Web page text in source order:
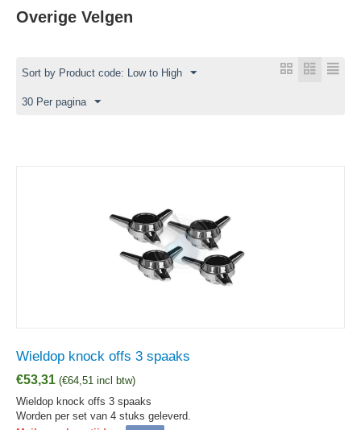
Overige Velgen
Sort by Product code: Low to High
30 Per pagina
Wieldop knock offs 3 spaaks
€53,31 (€64,51 incl btw)
Wieldop knock offs 3 spaaks
Worden per set van 4 stuks geleverd.